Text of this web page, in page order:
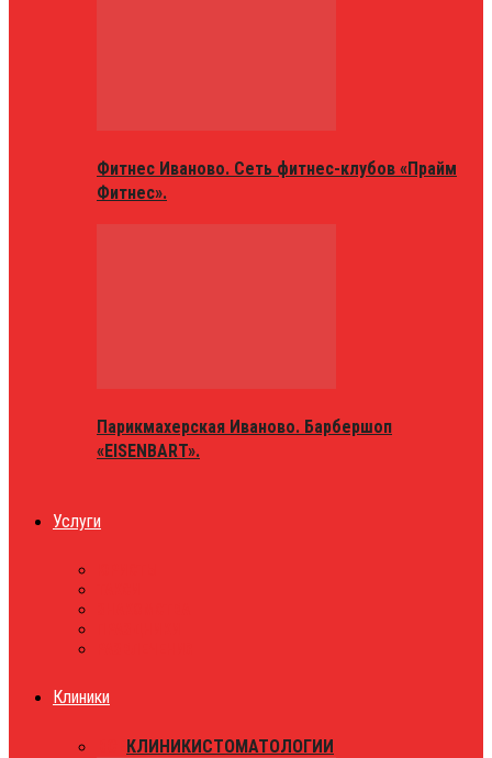
Фитнес Иваново. Сеть фитнес-клубов «Прайм
Фитнес».
Парикмахерская Иваново. Барбершоп
«EISENBART».
Услуги
Клиники
КЛИНИКИСТОМАТОЛОГИИ